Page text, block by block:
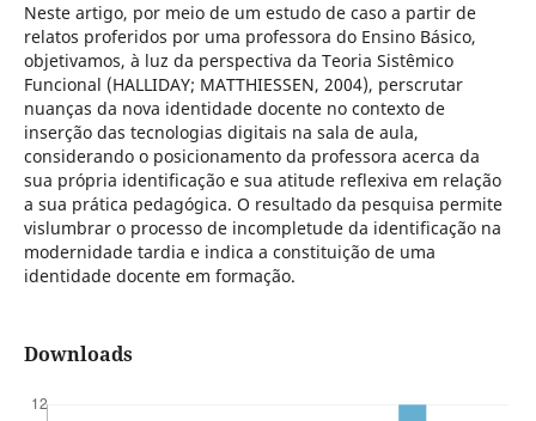
Neste artigo, por meio de um estudo de caso a partir de
relatos proferidos por uma professora do Ensino Básico,
objetivamos, à luz da perspectiva da Teoria Sistêmico
Funcional (HALLIDAY; MATTHIESSEN, 2004), perscrutar
nuanças da nova identidade docente no contexto de
inserção das tecnologias digitais na sala de aula,
considerando o posicionamento da professora acerca da
sua própria identificação e sua atitude reflexiva em relação
a sua prática pedagógica. O resultado da pesquisa permite
vislumbrar o processo de incompletude da identificação na
modernidade tardia e indica a constituição de uma
identidade docente em formação.
Downloads